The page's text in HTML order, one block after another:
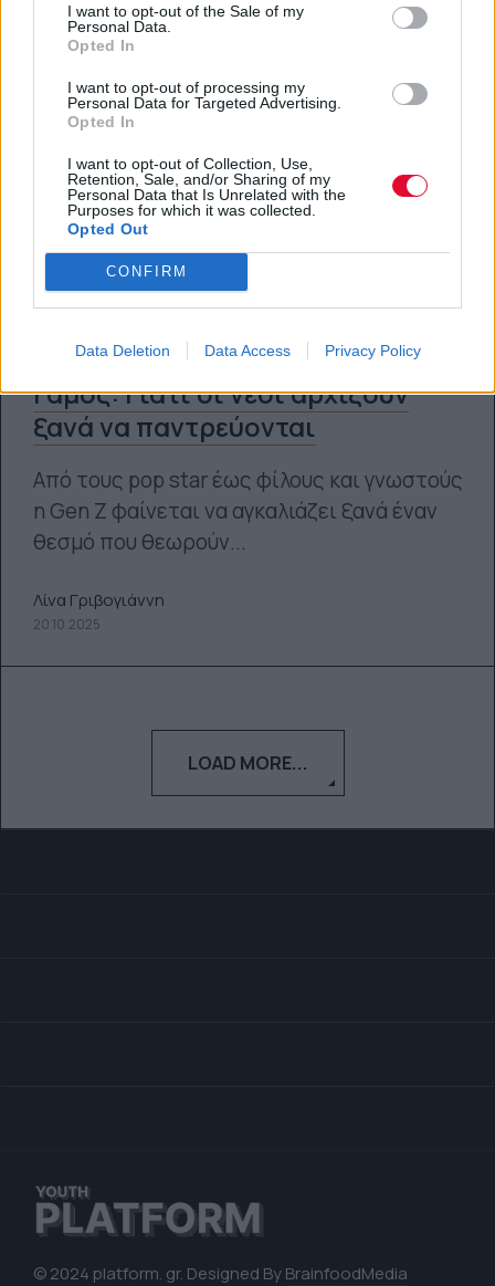
I want to opt-out of the Sale of my
Personal Data.
Opted In
I want to opt-out of processing my
Personal Data for Targeted Advertising.
Opted In
I want to opt-out of Collection, Use,
Retention, Sale, and/or Sharing of my
Personal Data that Is Unrelated with the
Purposes for which it was collected.
Opted Out
CONFIRM
Data Deletion Data Access Privacy Policy
Γάμος: Γιατί οι νέοι αρχίζουν
ξανά να παντρεύονται
Από τους pop star έως φίλους και γνωστούς
η Gen Z φαίνεται να αγκαλιάζει ξανά έναν
θεσμό που θεωρούν...
Λίνα Γριβογιάννη
20.10.2025
LOAD MORE...
© 2024 platform. gr. Designed ByBrainfoodMedia